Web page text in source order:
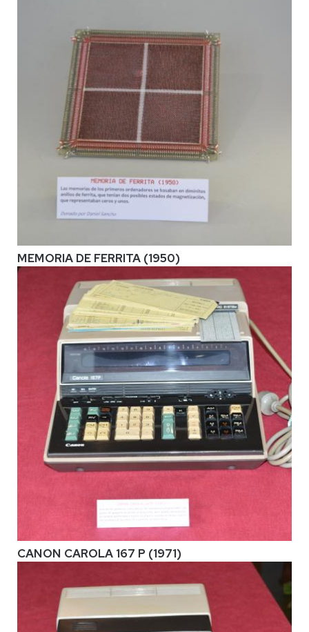
MEMORIA DE FERRITA (1950)
CANON CAROLA 167 P (1971)